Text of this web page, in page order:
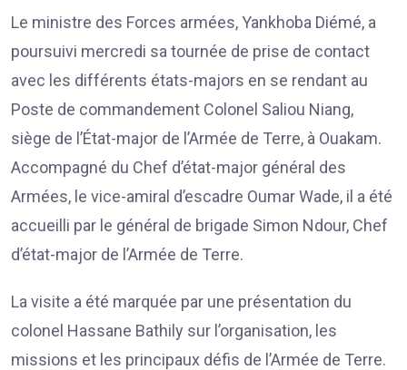
Le ministre des Forces armées, Yankhoba Diémé, a
poursuivi mercredi sa tournée de prise de contact
avec les différents états-majors en se rendant au
Poste de commandement Colonel Saliou Niang,
siège de l’État-major de l’Armée de Terre, à Ouakam.
Accompagné du Chef d’état-major général des
Armées, le vice-amiral d’escadre Oumar Wade, il a été
accueilli par le général de brigade Simon Ndour, Chef
d’état-major de l’Armée de Terre.
La visite a été marquée par une présentation du
colonel Hassane Bathily sur l’organisation, les
missions et les principaux défis de l’Armée de Terre.